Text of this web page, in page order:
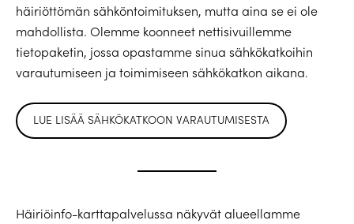
häiriöttömän sähköntoimituksen, mutta aina se ei ole
mahdollista. Olemme koonneet nettisivuillemme
tietopaketin, jossa opastamme sinua sähkökatkoihin
varautumiseen ja toimimiseen sähkökatkon aikana.
LUE LISÄÄ SÄHKÖKATKOON VARAUTUMISESTA
Häiriöinfo-karttapalvelussa näkyvät alueellamme